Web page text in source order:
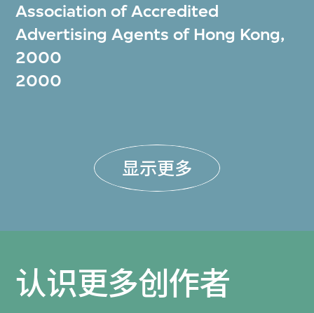
Association of Accredited
Advertising Agents of Hong Kong,
2000
2000
显示更多
认识更多创作者